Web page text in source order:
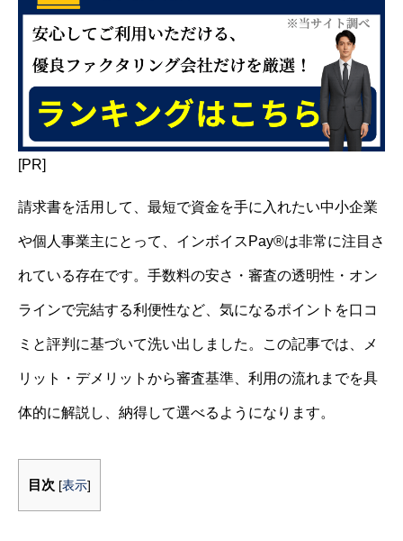
[PR]
請求書を活用して、最短で資金を手に入れたい中小企業
や個人事業主にとって、インボイスPay®は非常に注目さ
れている存在です。手数料の安さ・審査の透明性・オン
ラインで完結する利便性など、気になるポイントを口コ
ミと評判に基づいて洗い出しました。この記事では、メ
リット・デメリットから審査基準、利用の流れまでを具
体的に解説し、納得して選べるようになります。
目次 [表示]